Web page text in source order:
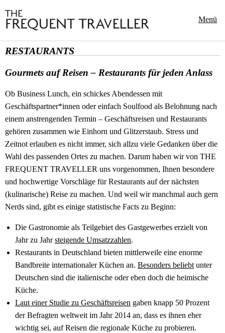
Menü
RESTAURANTS
Gourmets auf Reisen – Restaurants für jeden Anlass
Ob Business Lunch, ein schickes Abendessen mit
Geschäftspartner*innen oder einfach Soulfood als Belohnung nach
einem anstrengenden Termin – Geschäftsreisen und Restaurants
gehören zusammen wie Einhorn und Glitzerstaub. Stress und
Zeitnot erlauben es nicht immer, sich allzu viele Gedanken über die
Wahl des passenden Ortes zu machen. Darum haben wir von THE
FREQUENT TRAVELLER uns vorgenommen, Ihnen besondere
und hochwertige Vorschläge für Restaurants auf der nächsten
(kulinarische) Reise zu machen. Und weil wir manchmal auch gern
Nerds sind, gibt es einige statistische Facts zu Beginn:
Die Gastronomie als Teilgebiet des Gastgewerbes erzielt von
Jahr zu Jahrsteigende Umsatzzahlen.
Restaurants in Deutschland bieten mittlerweile eine enorme
Bandbreite internationaler Küchen an. Besonders beliebt unter
Deutschen sind die italienische oder eben doch die heimische
Küche.
Laut einer Studie zu Geschäftsreisen gaben knapp 50 Prozent
der Befragten weltweit im Jahr 2014 an, dass es ihnen eher
wichtig sei, auf Reisen die regionale Küche zu probieren.